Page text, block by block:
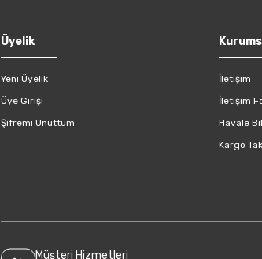
Üyelik
Yeni Üyelik
Üye Girişi
Şifremi Unuttum
İletişim
İletişim
Havale
Kargo
Müşteri Hizmetleri